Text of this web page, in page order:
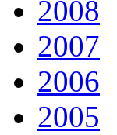
2008
2007
2006
2005